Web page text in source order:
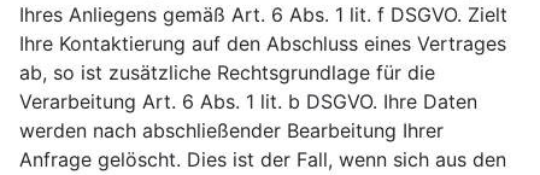
Ihres Anliegens gemäß Art. 6 Abs. 1 lit. f DSGVO. Zielt
Ihre Kontaktierung auf den Abschluss eines Vertrages
ab, so ist zusätzliche Rechtsgrundlage für die
Verarbeitung Art. 6 Abs. 1 lit. b DSGVO. Ihre Daten
werden nach abschließender Bearbeitung Ihrer
Anfrage gelöscht. Dies ist der Fall, wenn sich aus den